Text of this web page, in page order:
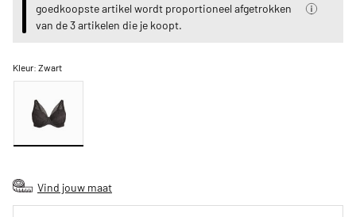
goedkoopste artikel wordt proportioneel afgetrokken
van de 3 artikelen die je koopt.
Kleur:Zwart
Vind jouw maat